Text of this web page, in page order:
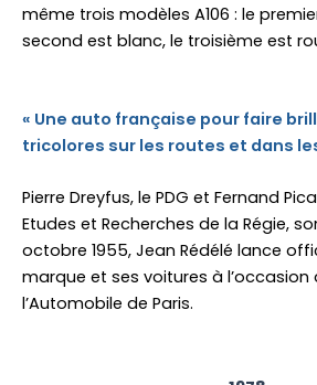
même trois modèles A106 : le
second est blanc, le troisième est
« Une auto française pour faire
tricolores sur les routes et dans
Pierre Dreyfus, le PDG et Fernand
Etudes et Recherches de la Régie,
octobre 1955, Jean Rédélé lance
marque et ses voitures à l’occasion
l’Automobile de Paris.